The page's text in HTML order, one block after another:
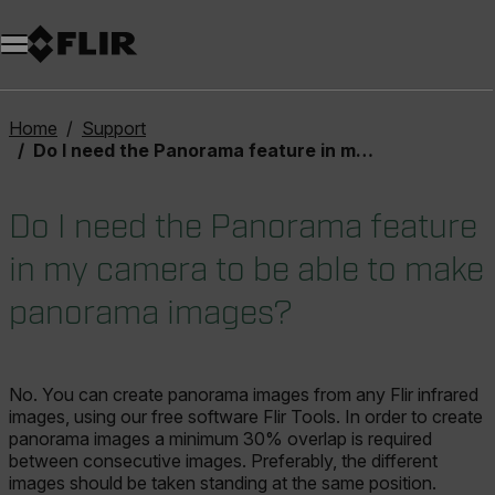
Unread messages
Modell
Entfernen
Elemente
Element
In den Warenkorb
Im Warenkorb
Home
Support
Do I need the Panorama feature in my camera to be able to make panorama images?
Do I need the Panorama feature
in my camera to be able to make
panorama images?
No. You can create panorama images from any Flir infrared
images, using our free software Flir Tools. In order to create
panorama images a minimum 30% overlap is required
between consecutive images. Preferably, the different
images should be taken standing at the same position.